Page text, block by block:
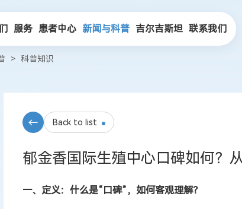
服务 患者中心 新闻与科普 吉尔吉斯坦 联系我们
> 科普知识
Back to list
郁金香国际生殖中心口碑如何？
一、定义：什么是“口碑”，如何客观理解？